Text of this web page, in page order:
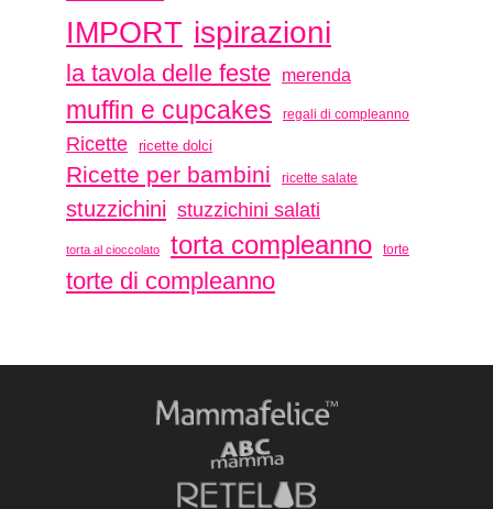
IMPORT ispirazioni
la tavola delle feste merenda
muffin e cupcakes regali di compleanno
Ricette ricette dolci
Ricette per bambini ricette salate
stuzzichini stuzzichini salati
torta al cioccolato torta compleanno torte
torte di compleanno